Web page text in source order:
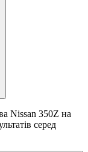
Nissan 350Z на
серед